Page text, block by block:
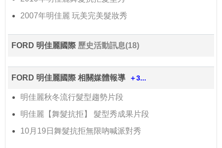
2007年明佳麗 玩美完美髮妝秀
FORD 明佳麗國際 歷史活動訊息(18)
FORD 明佳麗國際 相關媒體報導 ＋3...
明佳麗秋冬流行髮型趨勢片段
明佳麗【舞髮抗拒】 髮型秀成果片段
10月19日舞髮抗拒無限吶喊派對秀